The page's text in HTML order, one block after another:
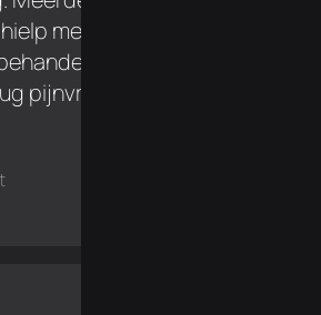
me niet verder, maar
bij Simon ben
pijnvrij tijdens het lopen!